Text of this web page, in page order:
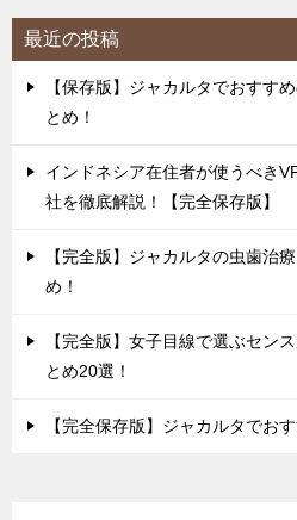
最近の投稿
【保存版】ジャカルタでおすす
とめ！
インドネシア在住者が使うべき
社を徹底解説！【完全保存版】
【完全版】ジャカルタの虫歯治
め！
【完全版】女子目線で選ぶセン
とめ20選！
【完全保存版】ジャカルタでお